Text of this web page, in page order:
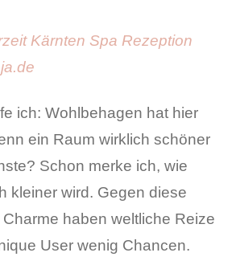
ich: Wohlbehagen hat hier
ein Raum wirklich schöner
Schon merke ich, wie
kleiner wird. Gegen diese
haben weltliche Reize
User wenig Chancen.